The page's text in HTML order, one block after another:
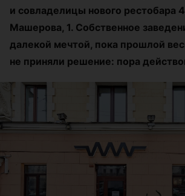
и совладелицы нового рестобара
Машерова, 1. Собственное
далекой мечтой, пока прошлой
не приняли решение: пора